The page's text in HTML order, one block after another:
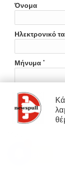
Όνομα
Ηλεκτρονικό
Μήνυμα *
Our website